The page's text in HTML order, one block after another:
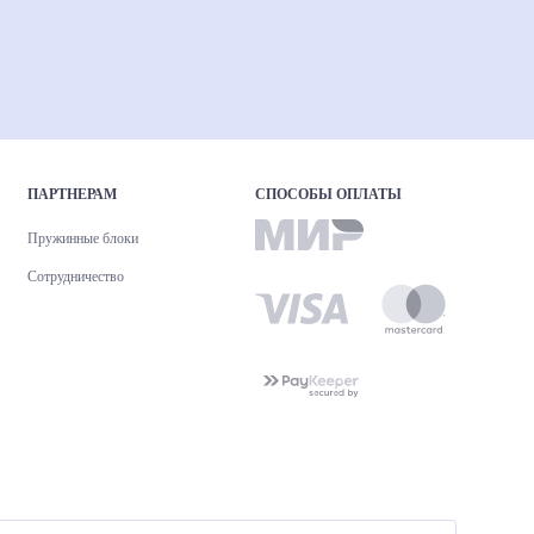
ПАРТНЕРАМ
Пружинные блоки
Сотрудничество
СПОСОБЫ ОПЛАТЫ